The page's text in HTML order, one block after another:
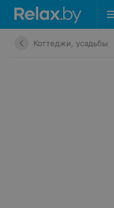
Коттеджи, усадьбы